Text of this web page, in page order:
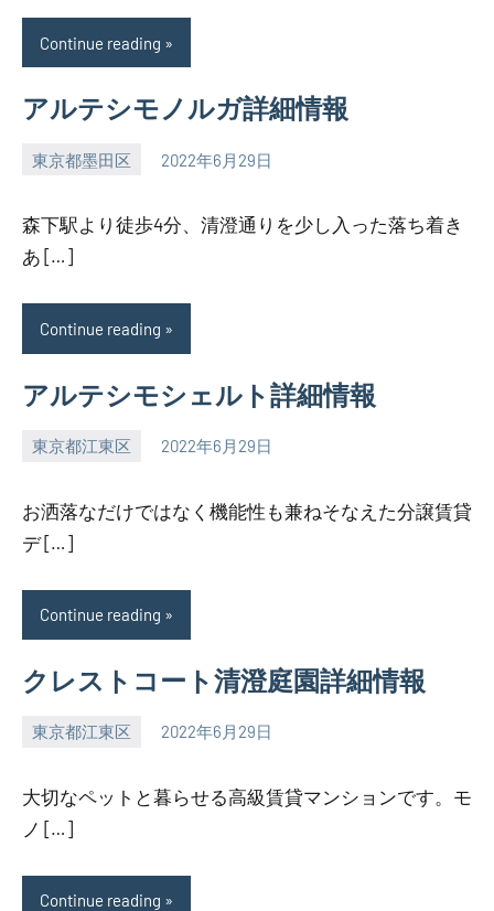
Continue reading
アルテシモノルガ詳細情報
東京都墨田区 2022年6月29日
SEZIMO
森下駅より徒歩4分、清澄通りを少し入った落ち着き
あ […]
Continue reading
アルテシモシェルト詳細情報
東京都江東区 2022年6月29日
SEZIMO
お洒落なだけではなく機能性も兼ねそなえた分譲賃貸
デ […]
Continue reading
クレストコート清澄庭園詳細情報
東京都江東区 2022年6月29日
SEZIMO
大切なペットと暮らせる高級賃貸マンションです。モ
ノ […]
Continue reading